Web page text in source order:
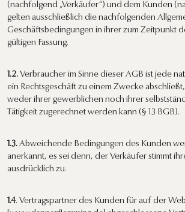
(nachfolgend „Verkäufer“) und dem Kunden
gelten ausschließlich die nachfolgenden
Geschäftsbedingungen in ihrer zum Zeitpunkt
gültigen Fassung.
1.2. Verbraucher im Sinne dieser AGB ist jede
ein Rechtsgeschäft zu einem Zwecke
weder ihrer gewerblichen noch ihrer
Tätigkeit zugerechnet werden kann (§ 13 BGB).
1.3. Abweichende Bedingungen des Kunden
anerkannt, es sei denn, der Verkäufer stimmt
ausdrücklich zu.
1.4. Vertragspartner des Kunden für auf der